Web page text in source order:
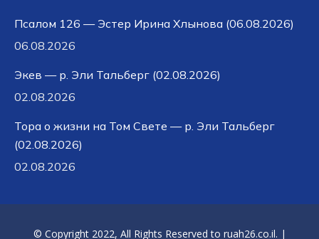
Псалом 126 — Эстер Ирина Хлынова (06.08.2026)
06.08.2026
Экев — р. Эли Тальберг (02.08.2026)
02.08.2026
Тора о жизни на Том Свете — р. Эли Тальберг
(02.08.2026)
02.08.2026
© Copyright 2022, All Rights Reserved to ruah26.co.il. |